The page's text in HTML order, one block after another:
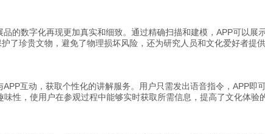
的数字化再现更加真实和细致。通过精确扫描和建模，APP可以展
了珍贵文物，避免了物理损坏风险，还为研究人员和文化爱好者提供
互动，获取个性化的讲解服务。用户只需发出语音指令，APP即
性，使用户在参观过程中能够实时获取所需信息，提高了文化体验